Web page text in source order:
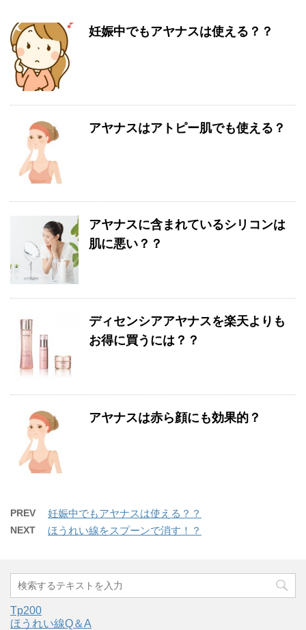
妊娠中でもアヤナスは使える？？
アヤナスはアトピー肌でも使える？
アヤナスに含まれているシリコンは
肌に悪い？？
ディセンシアアヤナスを楽天よりも
お得に買うには？？
アヤナスは赤ら顔にも効果的？
PREV 妊娠中でもアヤナスは使える？？
NEXT ほうれい線をスプーンで消す！？
Tp200
ほうれい線Q＆A